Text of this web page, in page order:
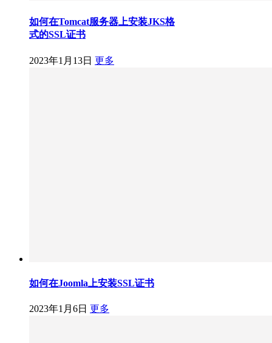
如何在Tomcat服务器上安装JKS格
式的SSL证书
2023年1月13日 更多
如何在Joomla上安装SSL证书
2023年1月6日 更多